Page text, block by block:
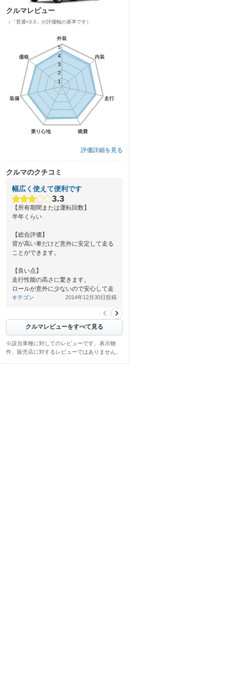
クルマレビュー
（「普通=3.0」が評価軸の基準です）
外装
内装
走行
燃費
乗り心地
装備
価格
1
2
3
4
5
外装
内装
走行
燃費
乗り心地
装備
価格
1
2
3
4
5
評価詳細を見る
クルマのクチコミ
幅広く使えて便利です
3.3
【所有期間または運転回数】
半年くらい
【総合評価】
背が高い車だけど意外に安定して走る
ことができます。
【良い点】
走行性能の高さに驚きます。
ロールが意外に少ないので安心して走
ることができます。
キテゴン 2014年12月30日投稿
クルマレビューをすべて見る
※該当車種に対してのレビューです。表示物
件、販売店に対するレビューではありません。